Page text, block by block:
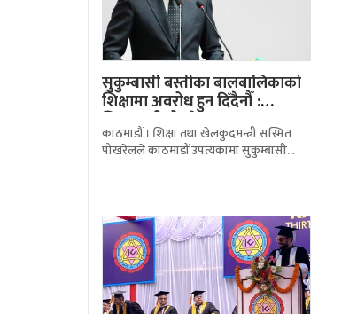
सुकुम्बासी बस्तीका बालबालिकाको
शिक्षामा अवरोध हुन दिँदैनौँ :
शिक्षामन्त्री पोखरेल
काठमाडौं । शिक्षा तथा खेलकुदमन्त्री सस्मित
पोखरेलले काठमाडौं उपत्यकामा सुकुम्बासी